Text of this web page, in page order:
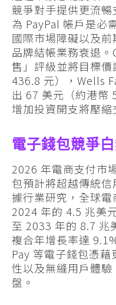
競爭對手提供更流
為 PayPal 帳戶是必
國際市場障礙以及
品牌結帳業務衰退
售」評級並將目標
436.8 元），Wells
出 67 美元（約港幣
增加投資開支將壓縮
電子錢包競爭
2026 年電商支付市
包預計將超越傳統
據行業研究，全球
2024 年的 4.5 兆美
至 2033 年的 8.7 兆
複合年增長率達
Pay 等電子錢包憑
性以及無縫用戶體
盤。